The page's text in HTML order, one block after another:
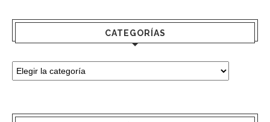
CATEGORÍAS